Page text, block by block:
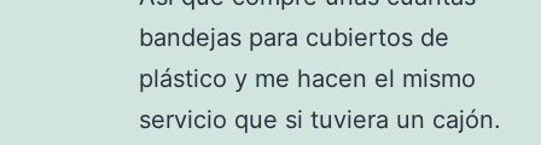
bandejas para cubiertos de
plástico y me hacen el mismo
servicio que si tuviera un cajón.